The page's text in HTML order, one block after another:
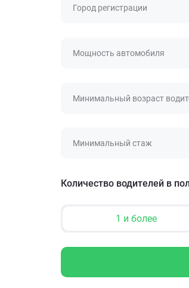
Город регистрации
Мощность автомобиля
Минимальный возраст
Минимальный стаж
Количество водителей в
1 и более